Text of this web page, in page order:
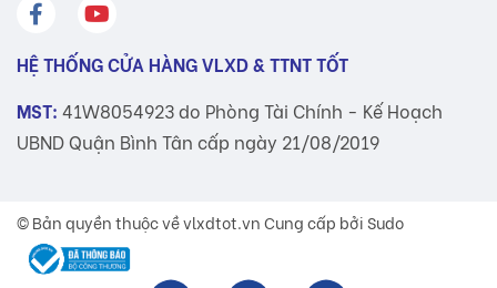
HỆ THỐNG CỬA HÀNG VLXD & TTNT TỐT
MST: 41W8054923 do Phòng Tài Chính - Kế Hoạch
UBND Quận Bình Tân cấp ngày 21/08/2019
© Bản quyền thuộc vềvlxdtot.vnCung cấp bởi Sudo